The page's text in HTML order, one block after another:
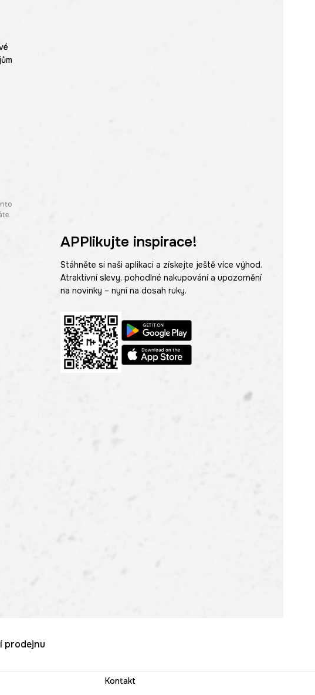
APPlikujte inspirace!
Stáhněte si naši aplikaci a získejte ještě více výhod.
Atraktivní slevy, pohodlné nakupování a upozornění
na novinky – nyní na dosah ruky.
prodejnu
Kontakt